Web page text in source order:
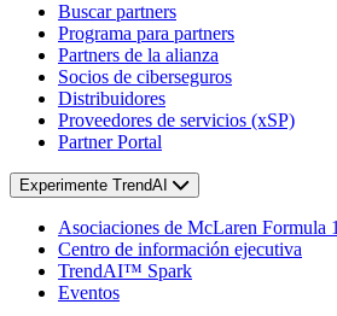
Buscar partners
Programa para partners
Partners de la alianza
Socios de ciberseguros
Distribuidores
Proveedores de servicios (xSP)
Partner Portal
Experimente TrendAI
Asociaciones de McLaren Formula
Centro de información ejecutiva
TrendAI™ Spark
Eventos